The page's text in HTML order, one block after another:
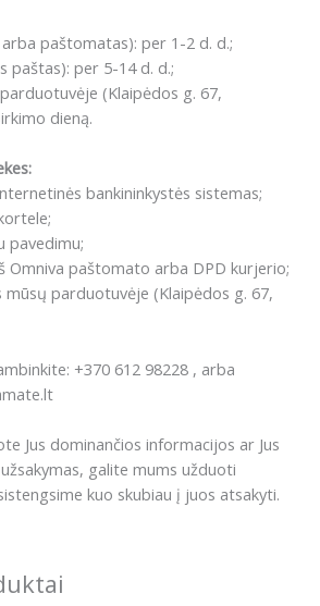
paštomatas): per 1-2 d. d.;
paštas): per 5-14 d. d.;
(Klaipėdos g. 67,
dieną.
bankininkystės sistemas;
pavedimu;
Omniva paštomato arba DPD kurjerio;
mūsų parduotuvėje (Klaipėdos g. 67,
+370 612 98228 , arba
Jus dominančios informacijos ar Jus
galite mums užduoti
kuo skubiau į juos atsakyti.